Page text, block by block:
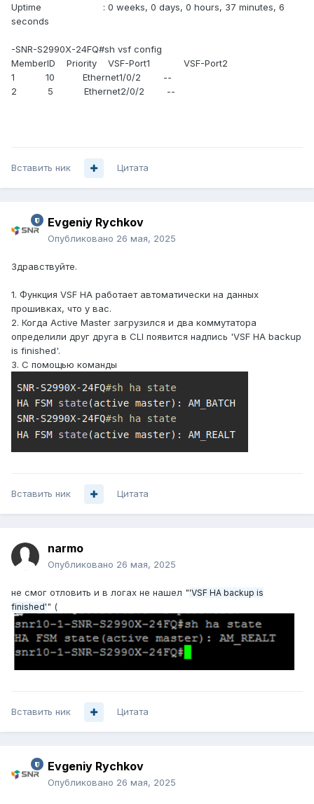
Uptime : 0 weeks, 0 days, 0 hours, 37 minutes, 6
seconds
-SNR-S2990X-24FQ#sh vsf config
MemberID Priority VSF-Port1 VSF-Port2
1 10 Ethernet1/0/2 --
2 5 Ethernet2/0/2 --
Вставить ник Цитата
Evgeniy Rychkov
Опубликовано 26 мая, 2025
Здравствуйте.
1. Функция VSF HA работает автоматически на данных
прошивках, что у вас.
2. Когда Active Master загрузился и два коммутатора
определили друг друга в CLI появится надпись 'VSF HA backup
is finished'.
3. С помощью команды
Вставить ник Цитата
narmo
Опубликовано 26 мая, 2025
не смог отловить и в логах не нашел "'VSF HA backup is
finished'" (
Вставить ник Цитата
Evgeniy Rychkov
Опубликовано 26 мая, 2025